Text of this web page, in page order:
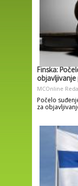
Finska:
MCOnline
Počelo
za